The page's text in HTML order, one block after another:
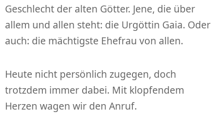
Geschlecht der alten Götter. Jene, die über
allem und allen steht: die Urgöttin Gaia. Oder
auch: die mächtigste Ehefrau von allen.
Heute nicht persönlich zugegen, doch
trotzdem immer dabei. Mit klopfendem
Herzen wagen wir den Anruf.